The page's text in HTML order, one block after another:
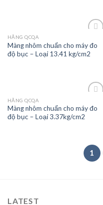
HÃNG QCQA
Màng nhôm chuẩn cho máy đo
độ bục – Loại 13.41 kg/cm2
HÃNG QCQA
Màng nhôm chuẩn cho máy đo
độ bục – Loại 3.37kg/cm2
1
LATEST